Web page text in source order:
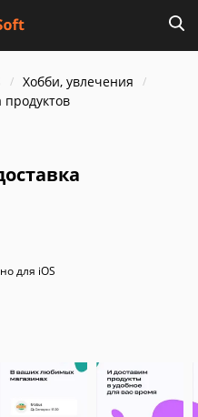
Хобби, увлечения
для iOS